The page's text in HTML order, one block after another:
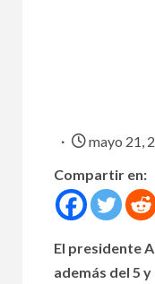
mayo 21,
Compartir en:
El presidente
además del 5 y